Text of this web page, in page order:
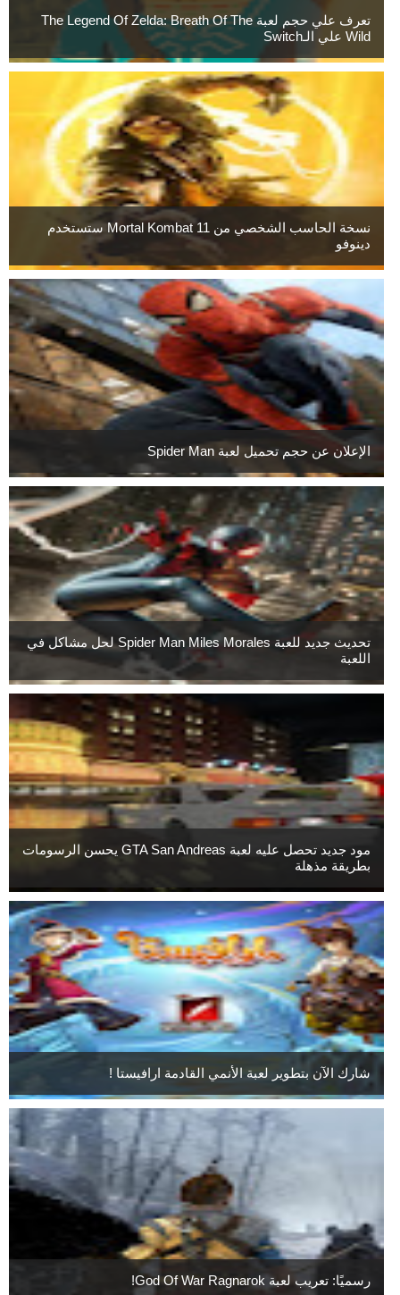
تعرف علي حجم لعبة The Legend Of Zelda: Breath Of The
Wild علي الـSwitch
نسخة الحاسب الشخصي من Mortal Kombat 11 ستستخدم
دينوفو
الإعلان عن حجم تحميل لعبة Spider Man
تحديث جديد للعبة Spider Man Miles Morales لحل مشاكل في
اللعبة
مود جديد تحصل عليه لعبة GTA San Andreas يحسن الرسومات
بطريقة مذهلة
شارك الآن بتطوير لعبة الأنمي القادمة ارافيستا !
رسميًا: تعريب لعبة God Of War Ragnarok!